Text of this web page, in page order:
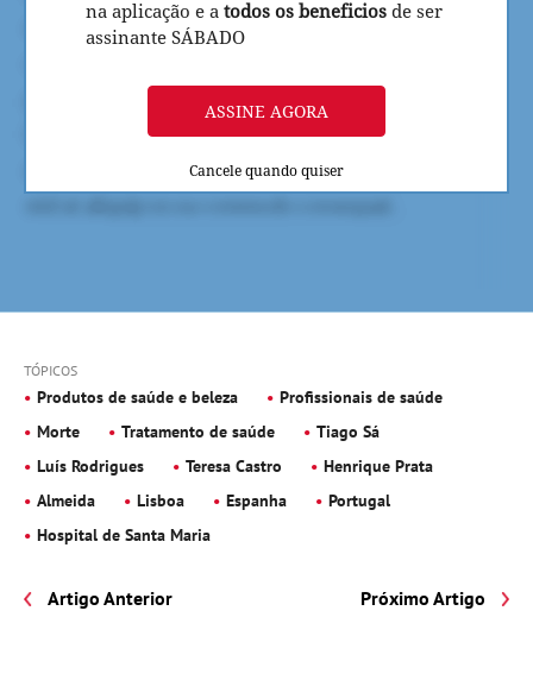
na aplicação e a todos os beneficios de ser
assinante SÁBADO
ASSINE AGORA
Cancele quando quiser
TÓPICOS
Produtos de saúde e beleza
Profissionais de saúde
Morte
Tratamento de saúde
Tiago Sá
Luís Rodrigues
Teresa Castro
Henrique Prata
Almeida
Lisboa Espanha
Portugal
Hospital de Santa Maria
Artigo Anterior Próximo Artigo